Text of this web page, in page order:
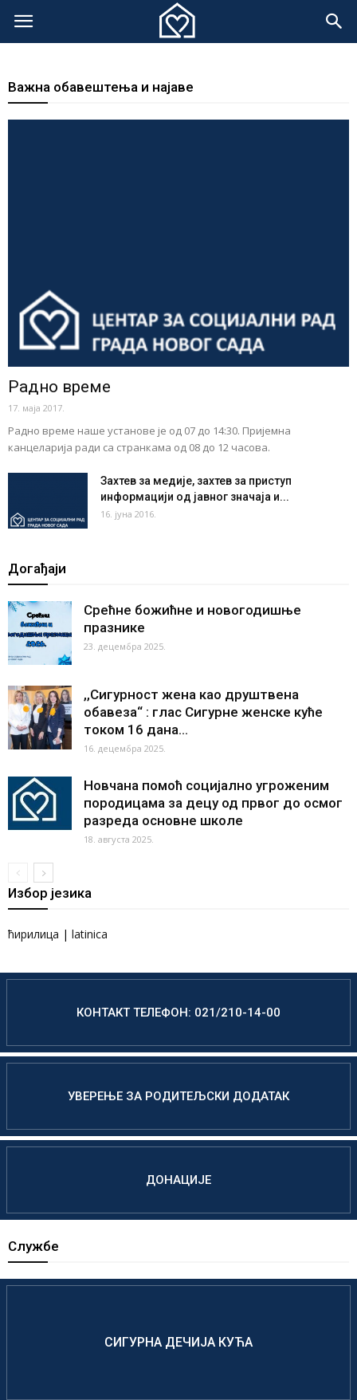
Важна обавештења и најаве
Радно време
17. маја 2017.
Радно време наше установе је од 07 до 14:30. Пријемна
канцеларија ради са странкама од 08 до 12 часова.
Захтев за медије, захтев за приступ
информацији од јавног значаја и...
16. јуна 2016.
Догађаји
Срећне божићне и новогодишње
празнике
23. децембра 2025.
,,Сигурност жена као друштвена
обавеза“ : глас Сигурне женске куће
током 16 дана...
16. децембра 2025.
Новчана помоћ социјално угроженим
породицама за децу од првог до осмог
разреда основне школе
18. августа 2025.
Избор језика
ћирилица | latinica
КОНТАКТ ТЕЛЕФОН: 021/210-14-00
УВЕРЕЊЕ ЗА РОДИТЕЉСКИ ДОДАТАК
ДОНАЦИЈЕ
Службе
СИГУРНА ДЕЧИЈА КУЋА